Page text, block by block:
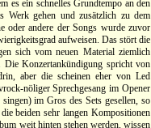
es ein schnelles Grundtempo an den
Werk gehen und zusätzlich zu dem
oder andere der Songs wurde zuvor
aufweisen. Das stört die
sich vom neuen Material ziemlich
Die Konzertankündigung spricht von
aber die scheinen eher von Led
nöliger Sprechgesang im Opener
im Gros des Sets gesellen, so
beiden sehr langen Kompositionen
weit hinten stehen werden, wissen